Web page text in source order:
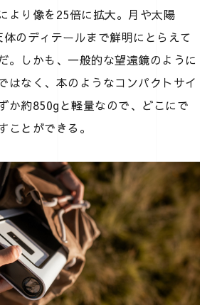
より像を25倍に拡大。月や太陽
体のディテールまで鮮明にとらえて
。しかも、一般的な望遠鏡のように
はなく、本のようなコンパクトサイ
か約850gと軽量なので、どこにで
ことができる。